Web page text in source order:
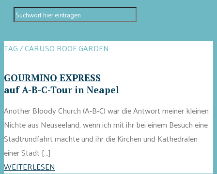
TAG / CARUSO ROOF GARDEN
GOURMINO EXPRESS
auf A-B-C-Tour in Neapel
Another Bloody Church (A-B-C) war die Antwort meiner kleinen
Nichte aus Neuseeland, wenn ich mit ihr bei einem Besuch eine
Stadtrundfahrt machte und ihr die Kirchen und Kathedralen
einer Stadt […]
WEITERLESEN